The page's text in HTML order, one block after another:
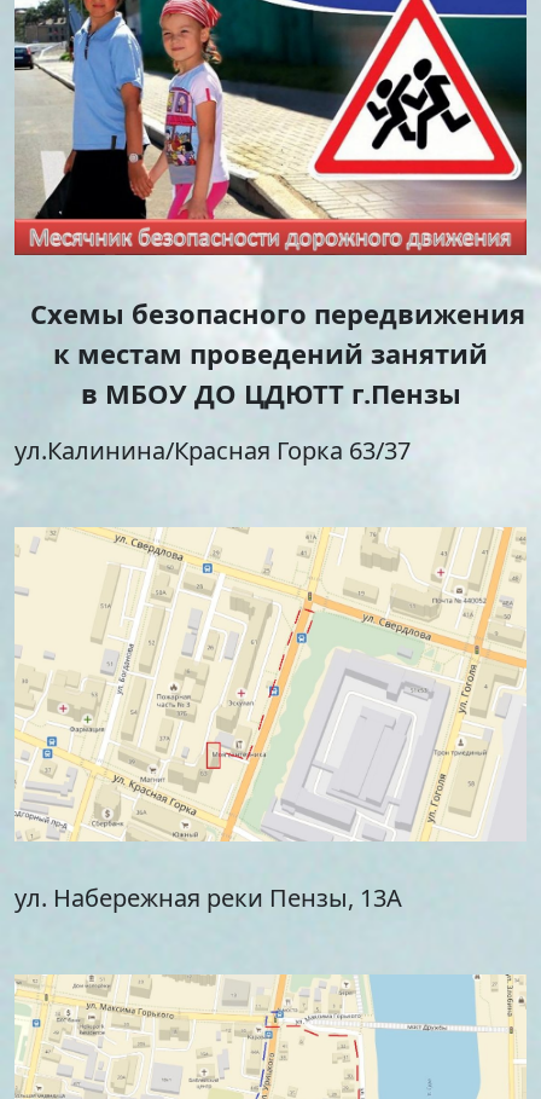
Футбол
Морское многоборье
Волейбол
Тхэквондо
Художественная
гимнастика
Лёгкая атлетика
Фитнес-аэробика
Киокусинкай
Шахматы
Фитбол
Технический
Новостная студия
Стипендии и меры
поддержки обучающихся
Международное
сотрудничество
Организация питания в
образовательной
организации
Документы по АХЧ
Педагогический салон
Схемы безопасного передвижения
к местам проведений занятий
в МБОУ ДО ЦДЮТТ г.Пензы
ул.Калинина/Красная Горка 63/37
ул. Набережная реки Пензы, 13А